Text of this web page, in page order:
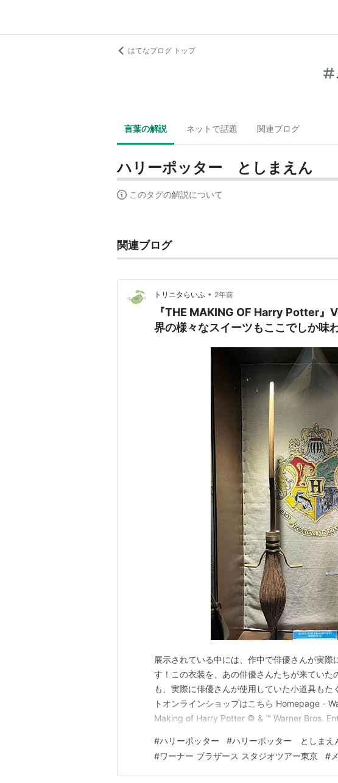
はてなブログ トップ
言葉の解説 ネットで話題 関連ブログ
ハリーポッター としまえん
このタグの解説について
関連ブログ
トリニタらいふ • 2年前
『THE MAKING OF Harry Potter
界の様々なスイーツもここでしか味
展示されている中には、作中で俳優さんが実際
す！この衣装を、あの俳優さんたちが来ていた
も、実際に俳優さんが使用していた小道具もた
トオンラインショップはこちら Homepage -
Making of Harry Potter © & ™ Warner Bros.
#ハリーポッター #ハリーポッター としまえ
#ワーナー ブラザース スタジオツアー東京 #